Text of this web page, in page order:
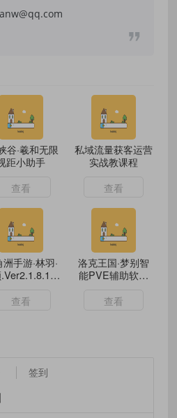
谷·羲和无限
距小助手
查看
私域流量获客运营
实战教课程
查看
手游·林羽·
内
查看
洛克王国·梦别智
能PVE辅助软件
查看
签到